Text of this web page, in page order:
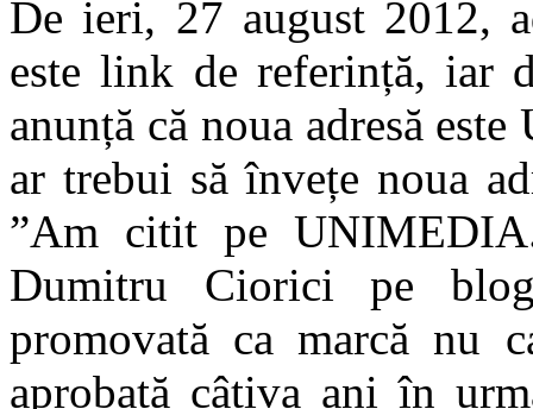
De ieri, 27 august 2012,
este link de referință, iar
anunță că noua adresă
ar trebui să învețe noua
”Am citit pe
Dumitru Ciorici pe
promovată ca marcă nu
aprobată câțiva ani în